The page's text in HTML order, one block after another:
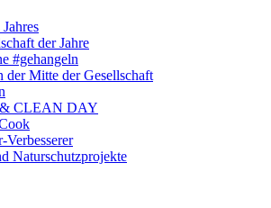
der Jahre
#gehangeln
der Mitte der Gesellschaft
CLEAN DAY
Verbesserer
Naturschutzprojekte